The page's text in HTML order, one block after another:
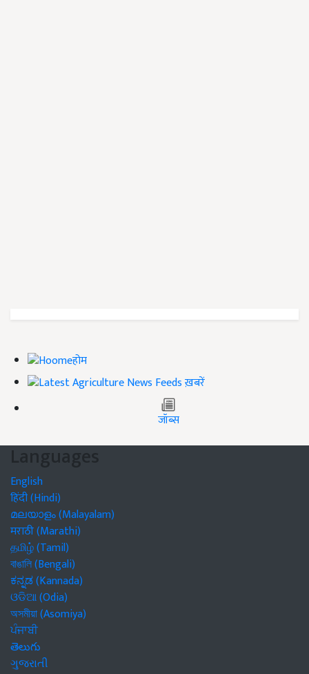
होम
ख़बरें
जॉब्स
Languages
English
हिंदी (Hindi)
മലയാളം (Malayalam)
मराठी (Marathi)
தமிழ் (Tamil)
বাঙালি (Bengali)
ಕನ್ನಡ (Kannada)
ଓଡିଆ (Odia)
অসমীয়া (Asomiya)
ਪੰਜਾਬੀ
తెలుగు
ગુજરાતી